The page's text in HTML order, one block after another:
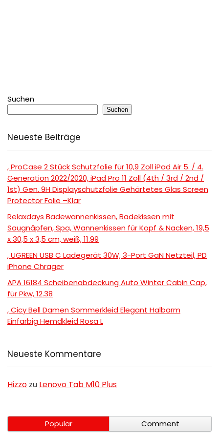
Suchen
Suchen
Neueste Beiträge
, ProCase 2 Stück Schutzfolie für 10,9 Zoll iPad Air 5. / 4.
Generation 2022/2020, iPad Pro 11 Zoll (4th / 3rd / 2nd /
1st) Gen. 9H Displayschutzfolie Gehärtetes Glas Screen
Protector Folie –Klar
Relaxdays Badewannenkissen, Badekissen mit
Saugnäpfen, Spa, Wannenkissen für Kopf & Nacken, 19,5
x 30,5 x 3,5 cm, weiß, 11.99
, UGREEN USB C Ladegerät 30W, 3-Port GaN Netzteil, PD
iPhone Chrager
APA 16184 Scheibenabdeckung Auto Winter Cabin Cap,
für Pkw, 12.38
, Cicy Bell Damen Sommerkleid Elegant Halbarm
Einfarbig Hemdkleid Rosa L
Neueste Kommentare
Hizzo zu Lenovo Tab M10 Plus
Popular
Comment